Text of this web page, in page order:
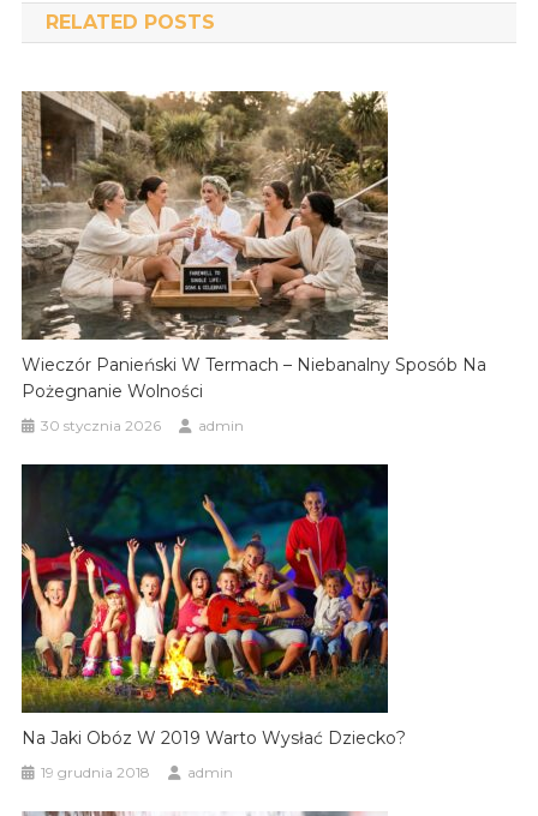
RELATED POSTS
Wieczór Panieński W Termach – Niebanalny Sposób Na
Pożegnanie Wolności
30 stycznia 2026 admin
Na Jaki Obóz W 2019 Warto Wysłać Dziecko?
19 grudnia 2018 admin